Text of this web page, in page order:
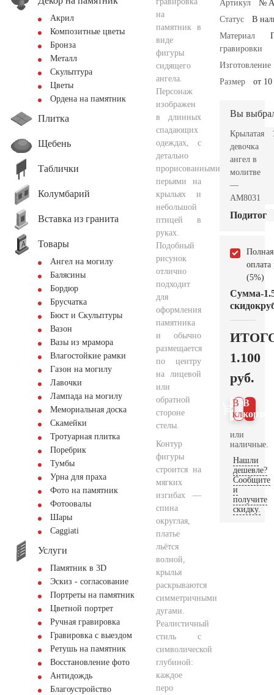
Акрил
Композитные цветы
Бронза
Металл
Скульптура
Цветы
Ордена на памятник
Плитка
Щебень
Таблички
Колумбарий
Вставка из гранита
Товары
Ангел на могилу
Балясины
Бордюр
Брусчатка
Бюст и Скульптуры
Вазон
Вазы из мрамора
Влагостойкие рамки
Газон на могилу
Лавочки
Лампада на могилу
Мемориальная доска
Скамейки
Тротуарная плитка
Поребрик
Тумбы
Урна для праха
Фото на памятник
Фотоовалы
Шары
Сaggiati
Услуги
Памятник в 3D
Эскиз - согласование
Портреты на памятник
Цветной портрет
Ручная гравировка
Гравировка с выездом
Ретушь на памятник
Восстановление фото
Антидождь
Благоустройство
на
памятник в
виде
фигуры
сидящего
ангела.
Персонаж
изображен
в длинных
спадающих
одеждах, с
детально
прорисованными
перьями на
крыльях и
небольшой
птицей в
руках.
Подобный
рисунок
отлично
подходит
для
оформления
памятника
и обычно
размещается
по центру
на лицевой
или
обратной
стороне
стелы.
Контур
фигуры
строится на
мягких
изгибах —
спина
округлая,
платье
льётся
волной,
крылья
раскрываются
симметричными
дугами.
Реалистичный
стиль с
символической
глубиной:
каждое
перо
Артикул
№
Статус
В
Материал
гравировки
Изготовление
Размер
от
Вы
Крылатая
девочка
ангел в
молитве
—
AM8031
Подитог
Полная
оплата
(5%)
Сумма
скидок
-
1.100
руб.
В
В 1
клик
или
наличные.
Нашли
дешевле?
Сообщите
и
получите
скидку.